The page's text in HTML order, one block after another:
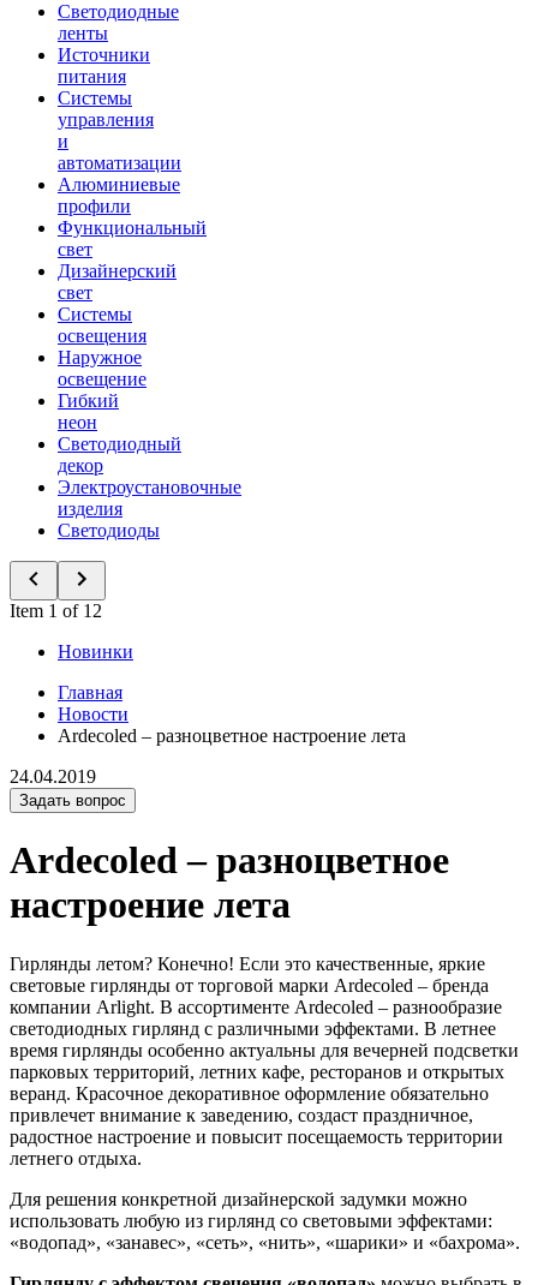
Светодиодные
ленты
Источники
питания
Системы
управления
и
автоматизации
Алюминиевые
профили
Функциональный
свет
Дизайнерский
свет
Системы
освещения
Наружное
освещение
Гибкий
неон
Светодиодный
декор
Электроустановочные
изделия
Светодиоды
Item 1 of 12
Новинки
Главная
Новости
Ardecoled – разноцветное настроение лета
24.04.2019
Задать вопрос
Ardecoled – разноцветное
настроение лета
Гирлянды летом? Конечно! Если это качественные, яркие
световые гирлянды от торговой марки Ardecoled – бренда
компании Arlight. В ассортименте Ardecoled – разнообразие
светодиодных гирлянд с различными эффектами. В летнее
время гирлянды особенно актуальны для вечерней подсветки
парковых территорий, летних кафе, ресторанов и открытых
веранд. Красочное декоративное оформление обязательно
привлечет внимание к заведению, создаст праздничное,
радостное настроение и повысит посещаемость территории
летнего отдыха.
Для решения конкретной дизайнерской задумки можно
использовать любую из гирлянд со световыми эффектами:
«водопад», «занавес», «сеть», «нить», «шарики» и «бахрома».